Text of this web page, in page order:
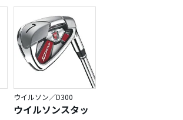
ウイルソン／D300
ウイルソンスタッ